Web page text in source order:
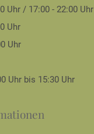
Uhr / ­17:00 - 22:00 Uhr
Uhr
Uhr
Uhr bis ­15:30 Uhr